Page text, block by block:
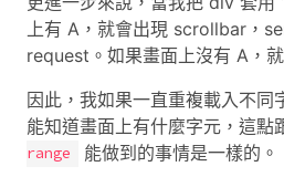
上有 A，就會出現 scrollbar，
request。如果畫面上沒有 A，
因此，我如果一直重複載入不
能知道畫面上有什麼字元，這點
range
能做到的事情是一樣的。